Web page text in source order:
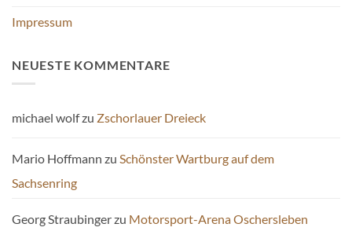
Impressum
NEUESTE KOMMENTARE
michael wolfzu Zschorlauer Dreieck
Mario Hoffmann zu Schönster Wartburg auf dem
Sachsenring
Georg Straubingerzu Motorsport-Arena Oschersleben